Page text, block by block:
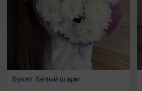
Букет Белый шарм